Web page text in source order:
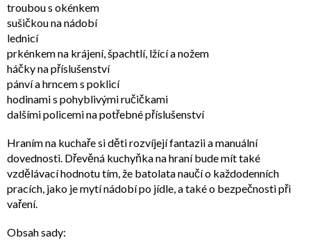
troubou s okénkem
sušičkou na nádobí
lednicí
prkénkem na krájení, špachtlí, lžící a nožem
háčky na příslušenství
pánví a hrncem s poklicí
hodinami s pohyblivými ručičkami
dalšími policemi na potřebné příslušenství
Hraním na kuchaře si děti rozvíjejí fantazii a manuální
dovednosti. Dřevěná kuchyňka na hraní bude mít také
vzdělávací hodnotu tím, že batolata naučí o každodenních
pracích, jako je mytí nádobí po jídle, a také o bezpečnosti při
vaření.
Obsah sady: